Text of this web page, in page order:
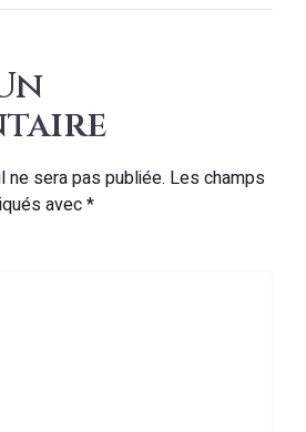
sera pas publiée. Les champs
avec*